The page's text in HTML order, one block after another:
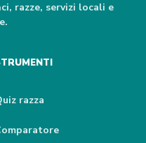
razze, servizi locali e
razza